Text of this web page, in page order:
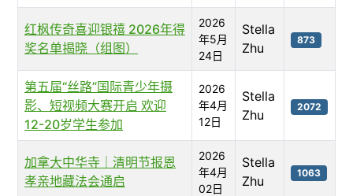
红枫传奇喜迎银禧 2026年得
奖名单揭晓（组图）
2026
年5月
24日
Stella
Zhu
873
第五届“丝路”国际青少年摄
影、短视频大赛开启 欢迎
12-20岁学生参加
2026
年4月
12日
Stella
Zhu
2072
加拿大中华寺｜清明节报恩
孝亲地藏法会通启
2026
年4月
02日
Stella
Zhu
1063